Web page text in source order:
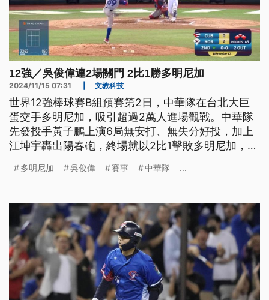
12強／吳俊偉連2場關門 2比1勝多明尼加
2024/11/15 07:31 文教科技
世界12強棒球賽B組預賽第2日，中華隊在台北大巨
蛋交手多明尼加，吸引超過2萬人進場觀戰。中華隊
先發投手黃子鵬上演6局無安打、無失分好投，加上
江坤宇轟出陽春砲，終場就以2比1擊敗多明尼加，收
多明尼加 吳俊偉 賽事 中華隊 ...